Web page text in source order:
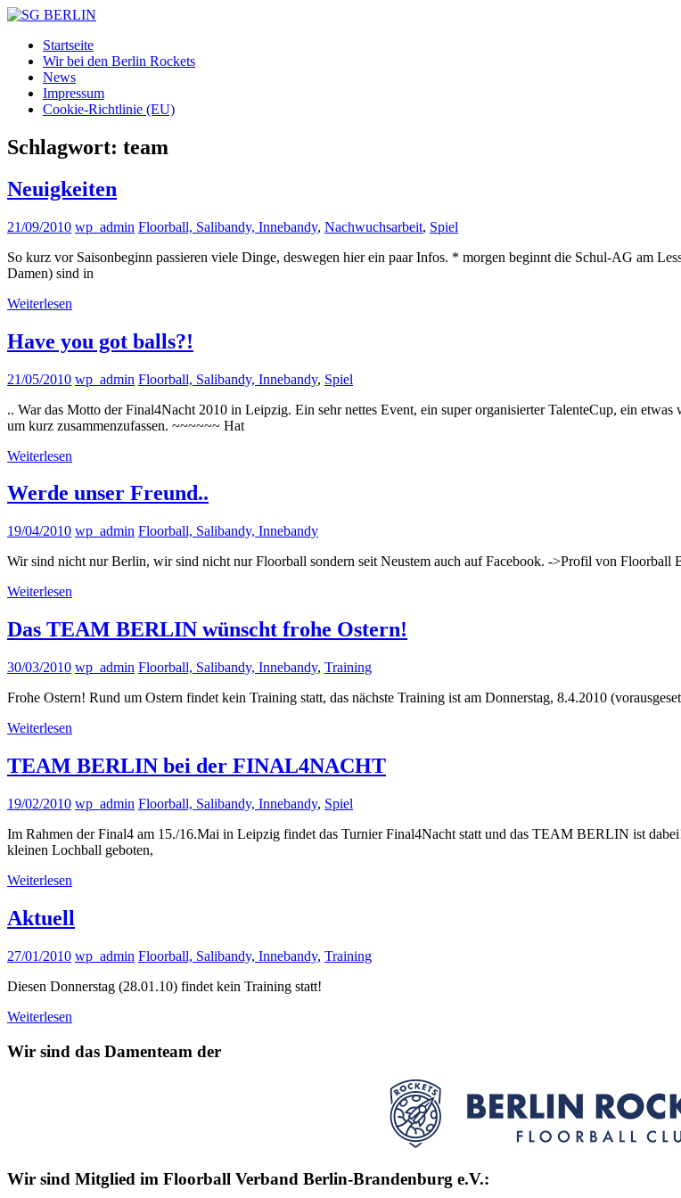
Zum
springen
BERLIN
DAMEN
FLOORBALL
TEAM
Startseite
Wir bei den Berlin Rockets
News
Impressum
Cookie-Richtlinie (EU)
Schlagwort: team
Neuigkeiten
21/09/2010 wp_admin Floorball, Salibandy, Innebandy, Nachwuchsarbeit, Spiel
So kurz vor Saisonbeginn passieren viele Dinge, deswegen hier ein paar Infos. * morgen beginnt die Schul-AG am
Damen) sind in
Weiterlesen
Have you got balls?!
21/05/2010 wp_admin Floorball, Salibandy, Innebandy, Spiel
.. War das Motto der Final4Nacht 2010 in Leipzig. Ein sehr nettes Event, ein super organisierter TalenteCup, ein
um kurz zusammenzufassen. ~~~~~~ Hat
Weiterlesen
Werde unser Freund..
19/04/2010 wp_admin Floorball, Salibandy, Innebandy
Wir sind nicht nur Berlin, wir sind nicht nur Floorball sondern seit Neustem auch auf Facebook. ->Profil von Floorball
Weiterlesen
Das TEAM BERLIN wünscht frohe Ostern!
30/03/2010 wp_admin Floorball, Salibandy, Innebandy, Training
Frohe Ostern! Rund um Ostern findet kein Training statt, das nächste Training ist am Donnerstag, 8.4.2010
Weiterlesen
TEAM BERLIN bei der FINAL4NACHT
19/02/2010 wp_admin Floorball, Salibandy, Innebandy, Spiel
Im Rahmen der Final4 am 15./16.Mai in Leipzig findet das Turnier Final4Nacht statt und das TEAM BERLIN ist
kleinen Lochball geboten,
Weiterlesen
Aktuell
27/01/2010 wp_admin Floorball, Salibandy, Innebandy, Training
Diesen Donnerstag (28.01.10) findet kein Training statt!
Weiterlesen
Wir sind das Damenteam der
Wir sind Mitglied im Floorball Verband Berlin-Brandenburg e.V.: